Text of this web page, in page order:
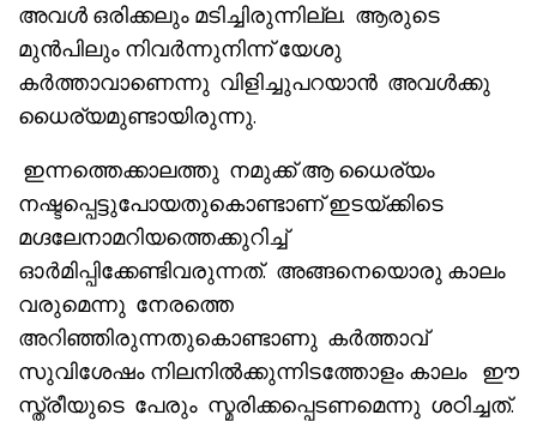
അവൾ ഒരിക്കലും മടിച്ചിരുന്നില്ല. ആരുടെ
മുൻപിലും നിവർന്നുനിന്ന് യേശു
കർത്താവാണെന്നു വിളിച്ചുപറയാൻ അവൾക്കു
ധൈര്യമുണ്ടായിരുന്നു.
ഇന്നത്തെക്കാലത്തു നമുക്ക് ആ ധൈര്യം
നഷ്ടപ്പെട്ടുപോയതുകൊണ്ടാണ് ഇടയ്ക്കിടെ
മഗ്ദലേനാമറിയത്തെക്കുറിച്ച്
ഓർമിപ്പിക്കേണ്ടിവരുന്നത്. അങ്ങനെയൊരു കാലം
വരുമെന്നു നേരത്തെ
അറിഞ്ഞിരുന്നതുകൊണ്ടാണു കർത്താവ്
സുവിശേഷം നിലനിൽക്കുന്നിടത്തോളം കാലം ഈ
സ്ത്രീയുടെ പേരും സ്മരിക്കപ്പെടണമെന്നു ശഠിച്ചത്.